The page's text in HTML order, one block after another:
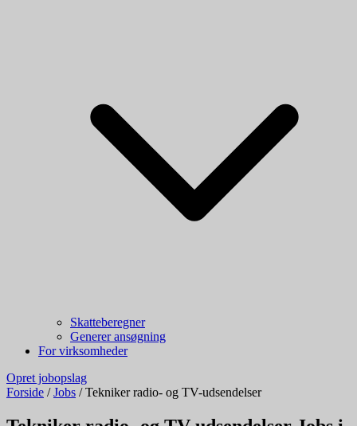
Skatteberegner
Generer ansøgning
For virksomheder
Opret jobopslag
Forside / Jobs / Tekniker radio- og TV-udsendelser